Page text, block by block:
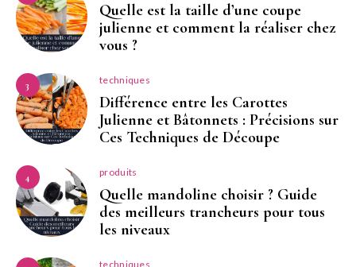
Quelle est la taille d’une coupe
julienne et comment la réaliser chez
vous ?
3 techniques
Différence entre les Carottes
Julienne et Bâtonnets : Précisions sur
Ces Techniques de Découpe
4 produits
Quelle mandoline choisir ? Guide
des meilleurs trancheurs pour tous
les niveaux
techniques